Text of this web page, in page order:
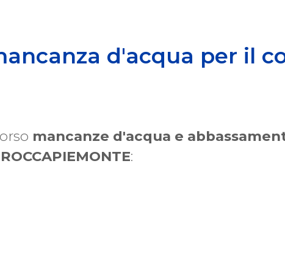
d'acqua per il
mancanze d'acqua e
ROCCAPIEMONTE: